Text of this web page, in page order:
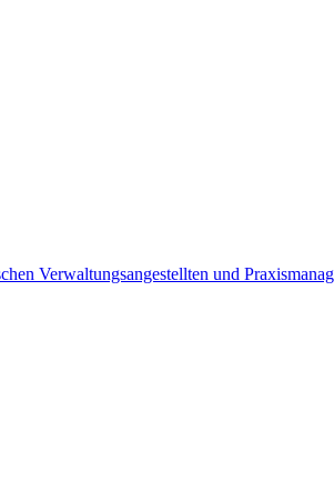
Verwaltungsangestellten und